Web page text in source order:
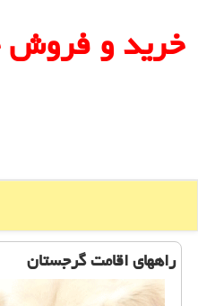
خرید و فروش
راههای اقامت گرجستان